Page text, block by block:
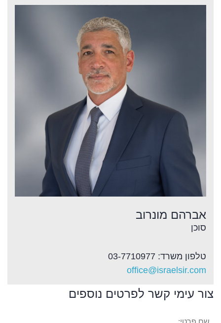
אברהם מונרוב
סוכן
טלפון משרד: 03-7710977
office@israelsir.com
צור עימי קשר לפרטים נוספים